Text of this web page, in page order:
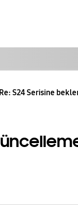
Re: S24 Serisine